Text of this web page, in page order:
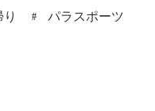
り
パラスポーツ